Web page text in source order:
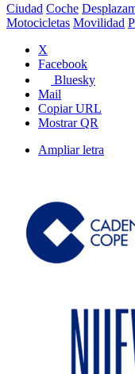
Ciudad Coche
Motocicletas Movilidad
X
Facebook
Bluesky
Mail
Copiar URL
Mostrar QR
Ampliar letra